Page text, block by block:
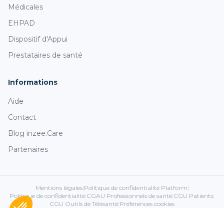
Médicales
EHPAD
Dispositif d'Appui
Prestataires de santé
Informations
Aide
Contact
Blog inzee.Care
Partenaires
Mentions légales|Politique de confidentialité Platform|
Politique de confidentialité|CGAU Professionnels de santé|CGU Patients|
CGU Outils de Télésanté|Préférences cookies